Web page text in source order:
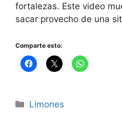
fortalezas. Este video
sacar provecho de una
Comparte esto:
Categorías
Limones